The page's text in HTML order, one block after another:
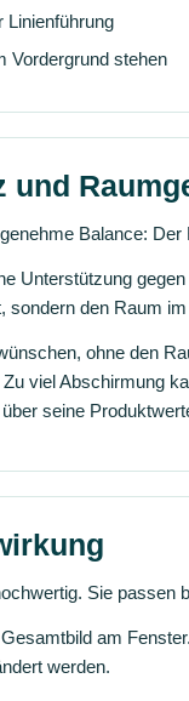
Linienführung
Vordergrund stehen
Balance:
Unterstützung
den Raum
ohne den
viel Abschirmung
seine
Sie
am
werden.